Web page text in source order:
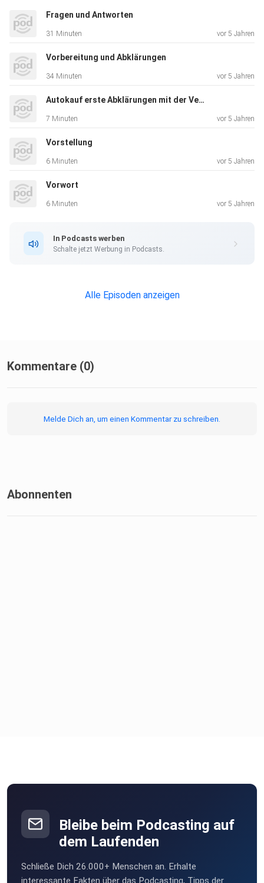
Fragen und Antworten
31 Minuten vor 5 Jahren
Vorbereitung und Abklärungen
34 Minuten vor 5 Jahren
Autokauf erste Abklärungen mit der Verwaltung
7 Minuten vor 5 Jahren
Vorstellung
6 Minuten vor 5 Jahren
Vorwort
6 Minuten vor 5 Jahren
In Podcasts werben
Schalte jetzt Werbung in Podcasts.
Alle Episoden anzeigen
Kommentare (0)
Melde Dich an, um einen Kommentar zu schreiben.
Abonnenten
Bleibe beim Podcasting auf
dem Laufenden
Schließe Dich 26.000+ Menschen an. Erhalte
interessante Fakten über das Podcasting, Tipps der